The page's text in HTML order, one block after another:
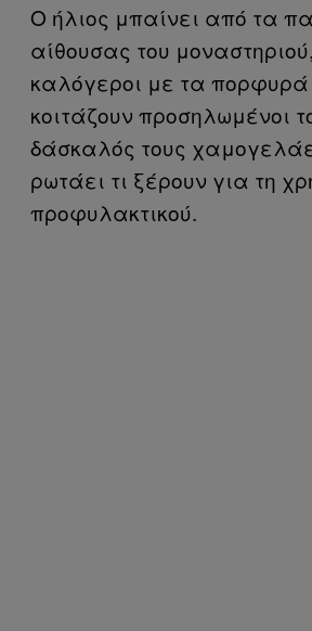
Ο ήλιος μπαίνει από τα
αίθουσας του
καλόγεροι με τα
κοιτάζουν προσηλωμένοι
δάσκαλός τους
ρωτάει τι ξέρουν για τη
προφυλακτικού.